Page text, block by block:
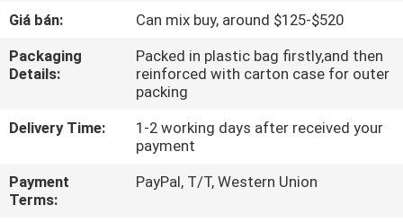
THAM
NHÀ
Giá bán:
Can mix buy, around $125-$520
Packaging
Details:
Packed in plastic bag firstly,and then
reinforced with carton case for outer
packing
Delivery Time:
1-2 working days after received your
payment
Payment
Terms:
PayPal, T/T, Western Union